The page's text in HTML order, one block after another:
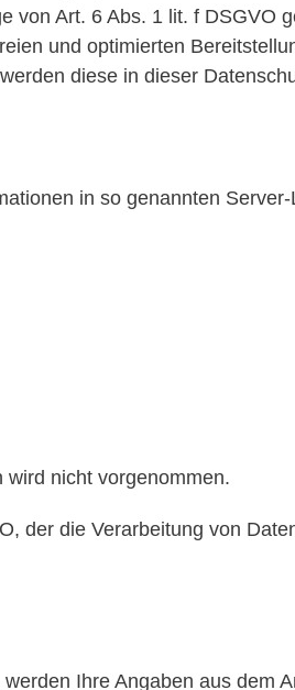
von Art. 6 Abs. 1 lit. f DSGVO
und optimierten
diese in dieser
in so genannten
nicht vorgenommen.
der die Verarbeitung von
Ihre Angaben aus dem